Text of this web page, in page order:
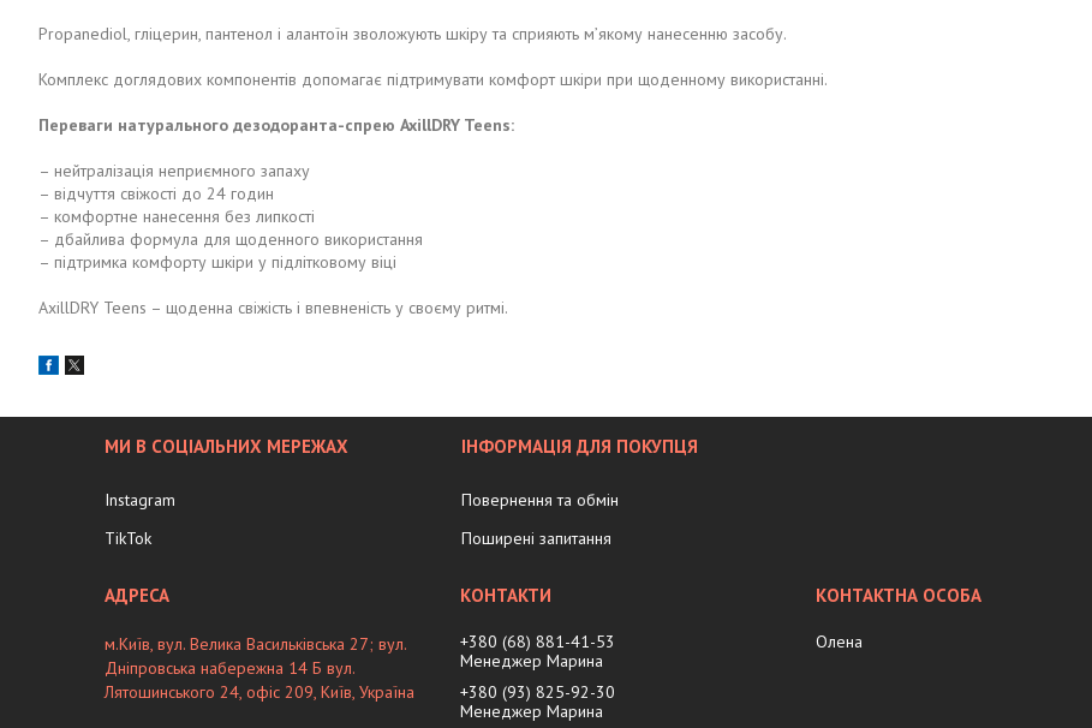
Propanediol, гліцерин, пантенол і алантоїн зволожують шкіру та сприяють м’якому нанесенню засобу.
Комплекс доглядових компонентів допомагає підтримувати комфорт шкіри при щоденному використанні.
Переваги натурального дезодоранта-спрею AxillDRY Teens:
– нейтралізація неприємного запаху
– відчуття свіжості до 24 годин
– комфортне нанесення без липкості
– дбайлива формула для щоденного використання
– підтримка комфорту шкіри у підлітковому віці
AxillDRY Teens – щоденна свіжість і впевненість у своєму ритмі.
МИ В СОЦІАЛЬНИХ МЕРЕЖАХ
Instagram
TikTok
ІНФОРМАЦІЯ ДЛЯ ПОКУПЦЯ
Повернення та обмін
Поширені запитання
м.Київ, вул. Велика Васильківська 27; вул.
Дніпровська набережна 14 Б вул.
Лятошинського 24, офіс 209, Київ, Україна
+380 (68) 881-41-53
Менеджер Марина
+380 (93) 825-92-30
Менеджер Марина
Олена